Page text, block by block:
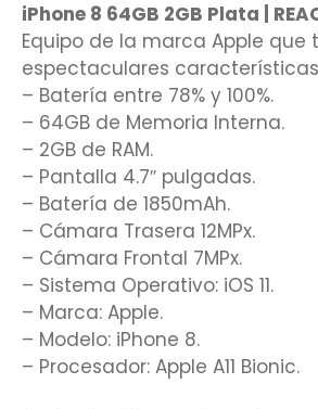
iPhone 8 64GB 2GB Plata |
Equipo de la marca Apple que
espectaculares
– Batería entre 78% y 100%.
– 64GB de Memoria Interna.
– 2GB de RAM.
– Pantalla 4.7″ pulgadas.
– Batería de 1850mAh.
– Cámara Trasera 12MPx.
– Cámara Frontal 7MPx.
– Sistema Operativo: iOS 11.
– Marca: Apple.
– Modelo: iPhone 8.
– Procesador: Apple A11 Bionic.